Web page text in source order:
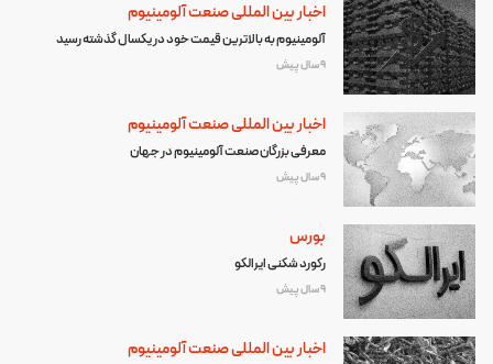
اخبار بین المللی صنعت آلومینیوم
آلومینیوم به بالاترین قیمت خود در یکسال گذشته رسید
9 سال پیش
اخبار بین المللی صنعت آلومینیوم
معرفی بزرگان صنعت آلومینیوم در جهان
9 سال پیش
بورس
رکورد شکنی ایرالکو
9 سال پیش
اخبار بین المللی صنعت آلومینیوم